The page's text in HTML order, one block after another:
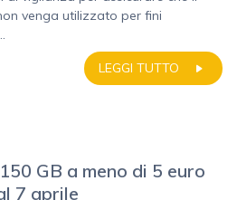
venga utilizzato per fini
LEGGI TUTTO
GB a meno di 5 euro
7 aprile